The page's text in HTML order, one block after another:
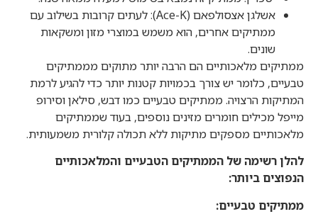
אשלגן אצסולפאם (Ace-K): לעתים קרובות בשילוב עם
ממתיקים אחרים, הוא משמש במוצרי מזון ומשקאות
שונים.
ממתיקים מלאכותיים הם הרבה יותר מתוקים מממתיקים
טבעיים, כלומר יש צורך בכמויות קטנות יותר כדי להגיע לרמת
המתיקות הרצויה. ממתיקים טבעיים כמו דבש, סילאן וסירופ
מייפל מכילים חומרים מזינים נוספים, בעוד שממתיקים
מלאכותיים מספקים מתיקות ללא תכולה קלורית משמעותית.
להלן רשימה של הממתיקים הטבעיים והמלאכותיים
הנפוצים ביותר:
ממתיקים טבעיים: